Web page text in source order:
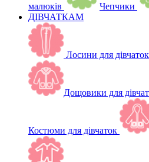
малюків Чепчики
ДІВЧАТКАМ
Лосини для дівчаток
Дощовики для
Костюми для дівчаток